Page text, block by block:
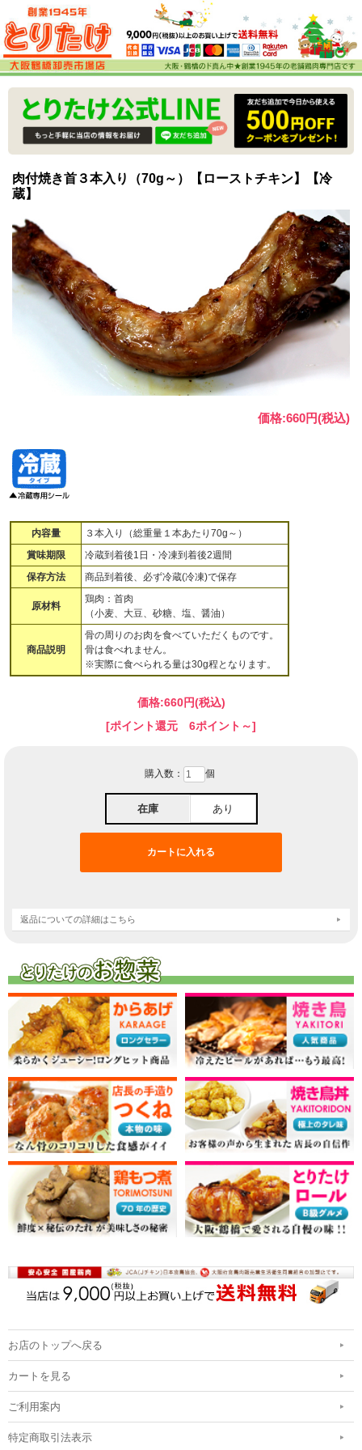
肉付焼き首３本入り（70g～）【ローストチキン】【冷
蔵】
価格:660円(税込)
内容量
３本入り（総重量１本あたり70g～）
賞味期限
冷蔵到着後1日・冷凍到着後2週間
保存方法
商品到着後、必ず冷蔵(冷凍)で保存
原材料
鶏肉：首肉
（小麦、大豆、砂糖、塩、醤油）
商品説明
骨の周りのお肉を食べていただくものです。
骨は食べれません。
※実際に食べられる量は30g程となります。
価格:660円(税込)
[ポイント還元 6ポイント～]
購入数： 個
在庫 あり
返品についての詳細はこちら
お店のトップへ戻る
カートを見る
ご利用案内
特定商取引法表示